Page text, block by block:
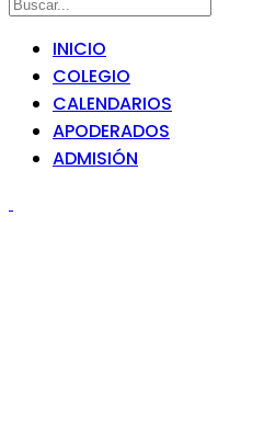
INICIO
COLEGIO
CALENDARIOS
APODERADOS
ADMISIÓN